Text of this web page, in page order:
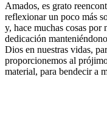
Amados, es grato
reflexionar un poco más
y, hace muchas cosas por
dedicación
Dios en nuestras vidas,
proporcionemos al
material, para bendecir a